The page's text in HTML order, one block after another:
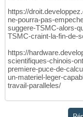
https://
ne-pourra-pas-
suggere-TSMC-alors-
TSMC-craint-la-fin-de-
https://
scientifiques-chinois-
premiere-puce-de-
un-materiel-leger-
travail-paralleles/